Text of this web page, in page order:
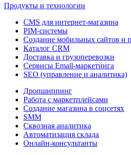
Продукты и технологии
CMS для интернет-магазина
PIM-системы
Создание мобильных сайтов и
Каталог CRM
Доставка и грузоперевозки
Сервисы Email-маркетинга
SEO (управление и аналитика)
Дропшиппинг
Работа с маркетплейсами
Создание магазина в соцсетях
SMM
Сквозная аналитика
Автоматизация склада
Онлайн-консультанты